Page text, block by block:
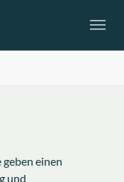
einen
und